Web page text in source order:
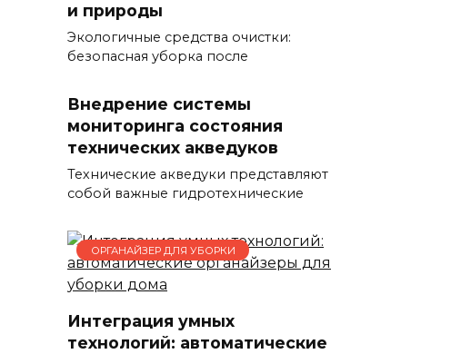
и природы
Экологичные средства очистки:
безопасная уборка после
Внедрение системы
мониторинга состояния
технических акведуков
Технические акведуки представляют
собой важные гидротехнические
ОРГАНАЙЗЕР ДЛЯ УБОРКИ
Интеграция умных
технологий: автоматические